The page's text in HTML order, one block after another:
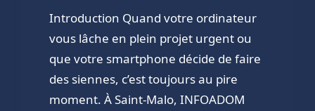
Introduction Quand votre ordinateur
vous lâche en plein projet urgent ou
que votre smartphone décide de faire
des siennes, c’est toujours au pire
moment. À Saint-Malo, INFOADOM